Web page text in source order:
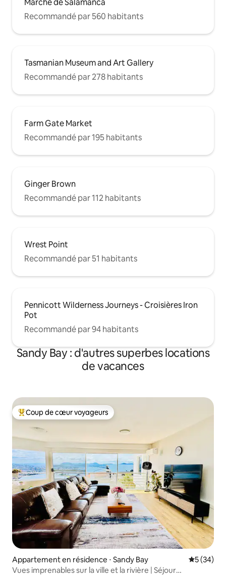
Marché de Salamanca
Recommandé par 560 habitants
Tasmanian Museum and Art Gallery
Recommandé par 278 habitants
Farm Gate Market
Recommandé par 195 habitants
Ginger Brown
Recommandé par 112 habitants
Wrest Point
Recommandé par 51 habitants
Pennicott Wilderness Journeys - Croisières Iron
Pot
Recommandé par 94 habitants
Sandy Bay : d'autres superbes locations
de vacances
Coups de cœur voyageurs les plus appréciés
Coup de cœur voyageurs
Appartement en résidence ⋅ Sandy Bay
5 (34)
Vues imprenables sur la ville et la rivière | Séjour